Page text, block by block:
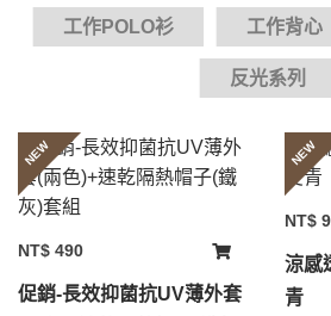
工作POLO衫 工作背心
反光系列
NEW
NT$ 490
促銷-長效抑菌抗UV薄外套
NEW
NT$
涼感
青